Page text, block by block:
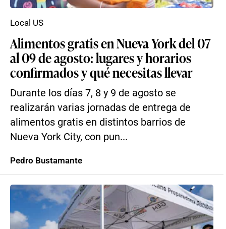
Alimentos gratis en Nueva York del 07
al 09 de agosto: lugares y horarios
confirmados y qué necesitas llevar
Durante los días 7, 8 y 9 de agosto se
realizarán varias jornadas de entrega de
alimentos gratis en distintos barrios de
Nueva York City, con pun...
Local US
Pedro Bustamante